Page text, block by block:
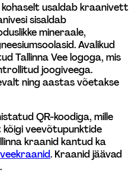
kohaselt usaldab kraanivett
sisaldab
mineraale,
Avalikud
Tallinna Vee logoga, mis
joogiveega.
ning aastas võetakse
QR-koodiga, mille
veevõtupunktide
kraanid kantud ka
. Kraanid jäävad